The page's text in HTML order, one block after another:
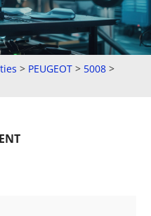
> PEUGEOT > 5008 >